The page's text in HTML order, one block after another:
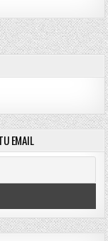
EMAIL